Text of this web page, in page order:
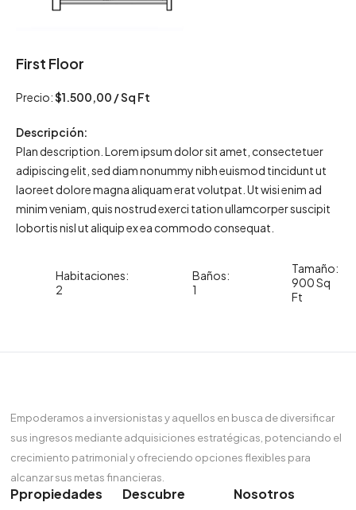
First Floor
Precio:$1.500,00 / Sq Ft
Descripción:
Plan description. Lorem ipsum dolor sit amet, consectetuer
adipiscing elit, sed diam nonummy nibh euismod tincidunt ut
laoreet dolore magna aliquam erat volutpat. Ut wisi enim ad
minim veniam, quis nostrud exerci tation ullamcorper suscipit
lobortis nisl ut aliquip ex ea commodo consequat.
Habitaciones:
2
Baños:
1
Tamaño:
900 Sq
Ft
Empoderamos a inversionistas y aquellos en busca de diversificar
sus ingresos mediante adquisiciones estratégicas, potenciando el
crecimiento patrimonial y ofreciendo opciones flexibles para
alcanzar sus metas financieras.
Ppropiedades Descubre Nosotros